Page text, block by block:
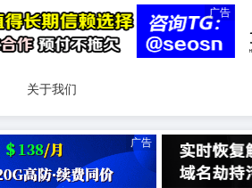
广告
关于我们
广告